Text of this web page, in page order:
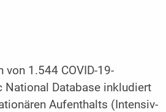
von 1.544 COVID-19-
National Database inkludiert
Aufenthalts (Intensiv-